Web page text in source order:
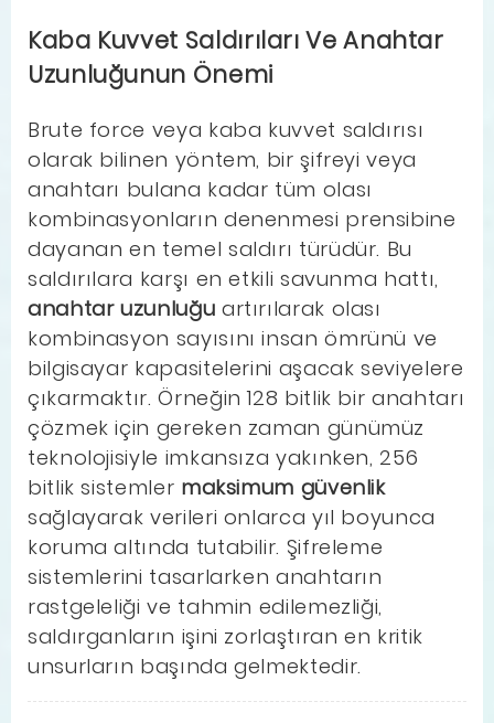
Kaba Kuvvet Saldırıları Ve Anahtar
Uzunluğunun Önemi
Brute force veya kaba kuvvet saldırısı
olarak bilinen yöntem, bir şifreyi veya
anahtarı bulana kadar tüm olası
kombinasyonların denenmesi prensibine
dayanan en temel saldırı türüdür. Bu
saldırılara karşı en etkili savunma hattı,
anahtar uzunluğu artırılarak olası
kombinasyon sayısını insan ömrünü ve
bilgisayar kapasitelerini aşacak seviyelere
çıkarmaktır. Örneğin 128 bitlik bir anahtarı
çözmek için gereken zaman günümüz
teknolojisiyle imkansıza yakınken, 256
bitlik sistemler maksimum güvenlik
sağlayarak verileri onlarca yıl boyunca
koruma altında tutabilir. Şifreleme
sistemlerini tasarlarken anahtarın
rastgeleliği ve tahmin edilemezliği,
saldırganların işini zorlaştıran en kritik
unsurların başında gelmektedir.